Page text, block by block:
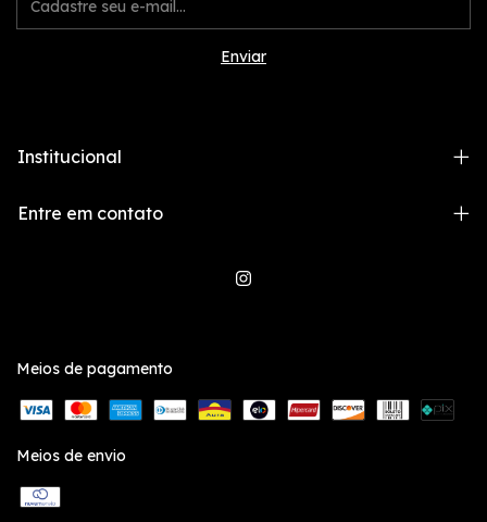
Institucional
Entre em contato
Meios de pagamento
Meios de envio